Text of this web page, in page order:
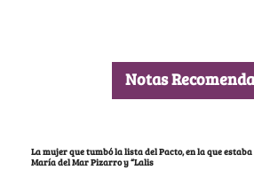
Notas
La mujer que tumbó la lista del Pacto, en la que
María del Mar Pizarro y “Lalis